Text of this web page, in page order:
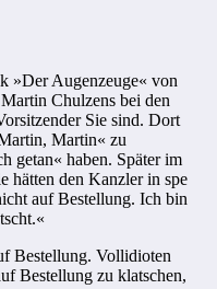
»Der Augenzeuge« von
Chulzens bei den
Sie sind. Dort
Martin« zu
getan« haben. Später im
hätten den Kanzler in spe
auf Bestellung. Ich bin
Bestellung. Vollidioten
Bestellung zu klatschen,